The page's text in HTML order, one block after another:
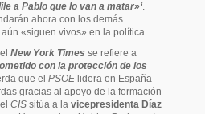
a Pablo que lo van a matar»‘.
ahora con los demás
«siguen vivos» en la política.
New York Times se refiere a
con la protección de los
que el PSOE lidera en España
gracias al apoyo de la formación
CIS sitúa a la vicepresidenta Díaz